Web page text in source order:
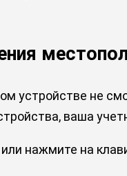
устройстве не
ваша
или нажмите на